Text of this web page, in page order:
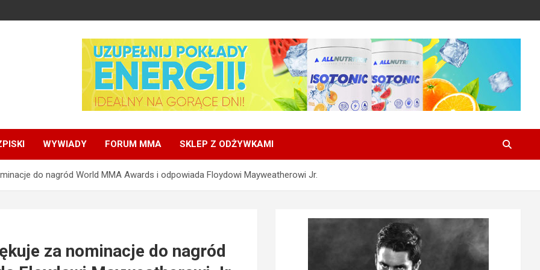
WYWIADY FORUM MMA SKLEP Z ODŻYWKAMI
do nagród World MMA Awards i odpowiada Floydowi Mayweatherowi Jr.
za nominacje do nagród